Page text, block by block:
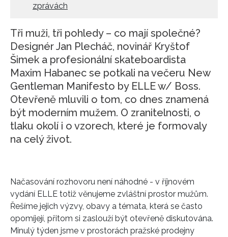
zprávách
Tři muži, tři pohledy – co mají společné?
Designér Jan Plecháč, novinář Kryštof
Šimek a profesionální skateboardista
Maxim Habanec se potkali na večeru New
Gentleman Manifesto by ELLE w/ Boss.
Otevřeně mluvili o tom, co dnes znamená
být moderním mužem. O zranitelnosti, o
tlaku okolí i o vzorech, které je formovaly
na celý život.
Načasování rozhovoru není náhodné - v říjnovém
vydání ELLE totiž věnujeme zvláštní prostor mužům.
Řešíme jejich výzvy, obavy a témata, která se často
opomíjejí, přitom si zaslouží být otevřeně diskutována.
Minulý týden jsme v prostorách pražské prodejny